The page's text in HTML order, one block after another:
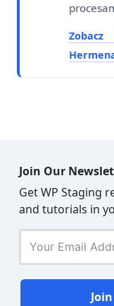
Join Our
Get WP Staging
and tutorials in